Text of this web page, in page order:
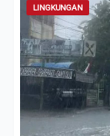
LINGKUNGAN